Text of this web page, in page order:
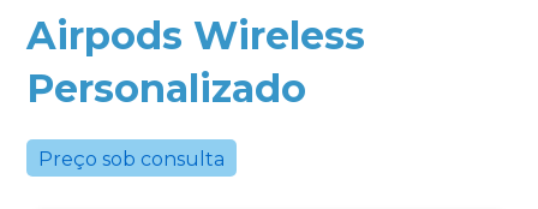
Airpods Wireless
Personalizado
Preço sob consulta